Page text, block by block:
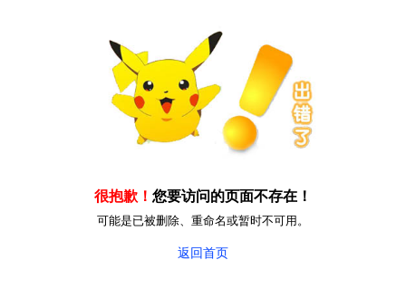
很抱歉！ 您要访问的页面不存在！
可能是已被删除、重命名或暂时不可用。
返回首页